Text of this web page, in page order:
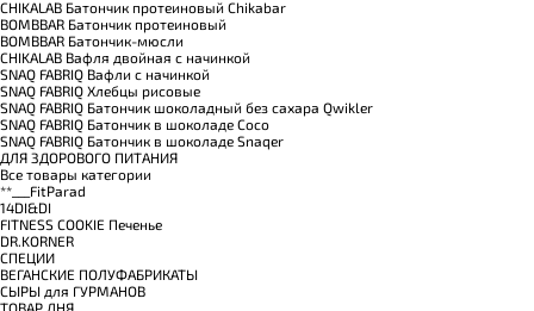
CHIKALAB Батончик протеиновый Chikabar
BOMBBAR Батончик протеиновый
BOMBBAR Батончик-мюсли
CHIKALAB Вафля двойная с начинкой
SNAQ FABRIQ Вафли с начинкой
SNAQ FABRIQ Хлебцы рисовые
SNAQ FABRIQ Батончик шоколадный без сахара Qwikler
SNAQ FABRIQ Батончик в шоколаде Coco
SNAQ FABRIQ Батончик в шоколаде Snaqer
ДЛЯ ЗДОРОВОГО ПИТАНИЯ
Все товары категории
**___FitParad
14DI&DI
FITNESS COOKIE Печенье
DR.KORNER
СПЕЦИИ
ВЕГАНСКИЕ ПОЛУФАБРИКАТЫ
СЫРЫ для ГУРМАНОВ
TОВАР ДНЯ